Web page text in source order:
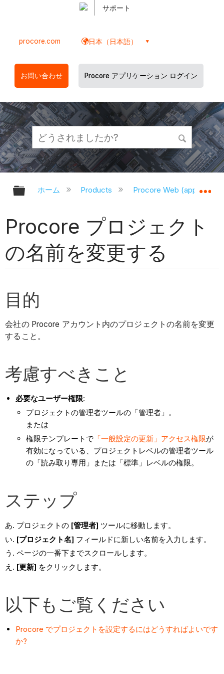
サポート
procore.com 日本（日本語）
お問い合わせ Procore アプリケーション ログイン
グローバル階層を展開/折りたたむ
ホーム Products Procore Web
Procore プロジェクト
の名前を変更する
目的
会社の Procore アカウント内のプロジェクトの名前を変更
すること。
考慮すべきこと
必要なユーザー権限:
プロジェクトの管理者ツールの「管理者」。
または
権限テンプレートで 「一般設定の更新」アクセス権限が
有効になっている、プロジェクトレベルの管理者ツール
の「読み取り専用」または「標準」レベルの権限。
ステップ
プロジェクトの [管理者] ツールに移動します。
[プロジェクト名] フィールドに新しい名前を入力します。
ページの一番下までスクロールします。
[更新] をクリックします。
以下もご覧ください
Procore でプロジェクトを設定するにはどうすればよいです
か?